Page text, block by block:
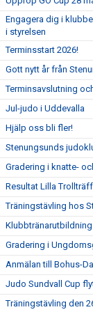
Engagera dig i
i styrelsen
Terminsstart 2026!
Gott nytt år från
Terminsavslutning
Jul-judo i Uddevalla
Hjälp oss bli fler!
Stenungsunds
Gradering i knatte-
Resultat Lilla
Träningstävling hos
Gradering i
Anmälan till Bohus-
Judo Sundvall Cup
Träningstävling den